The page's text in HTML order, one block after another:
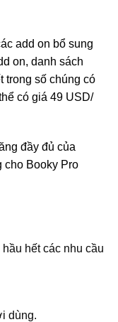
add on bổ sung
on, danh sách
trong số chúng có
có giá 49 USD/
đầy đủ của
cho Booky Pro
hết các nhu cầu
dùng.